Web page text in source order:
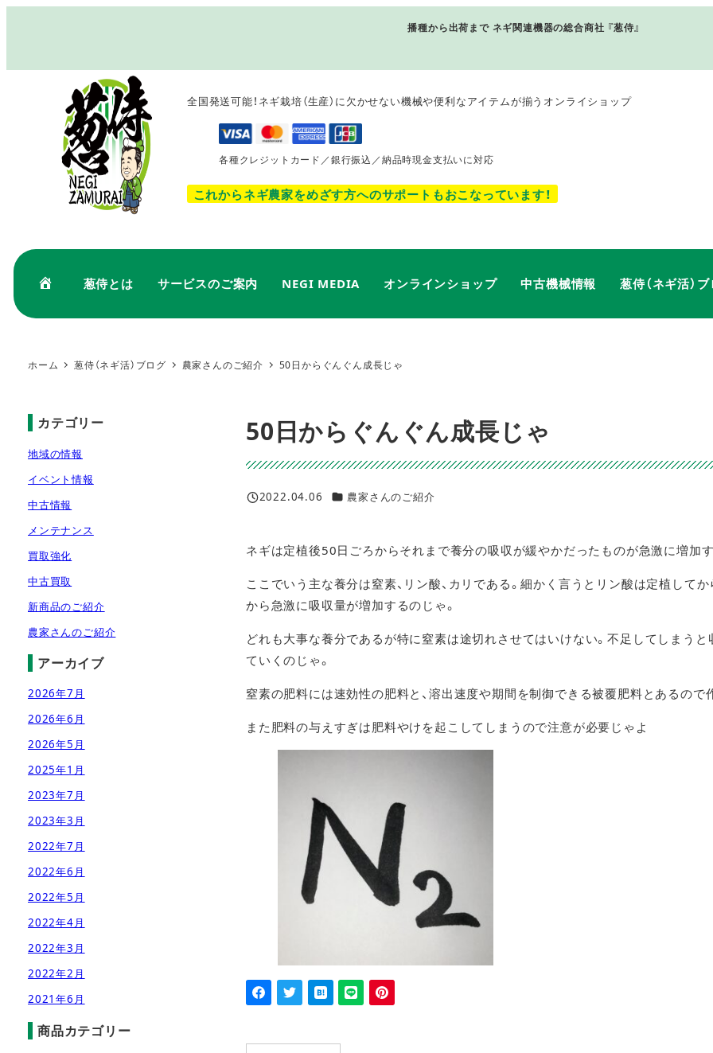
播種から出荷まで ネギ関連機器の総合商社 『葱侍』
全国発送可能！ネギ栽培（生産）に欠かせない機械や便利なアイテムが揃うオンライショップ
各種クレジットカード／銀行振込／納品時現金支払いに対応
これからネギ農家をめざす方へのサポートもおこなっています！
葱侍とは サービスのご案内 NEGI MEDIA オンラインショップ 中古機械情報 葱侍（ネギ活）
ホーム 葱侍（ネギ活）ブログ 農家さんのご紹介 50日からぐんぐん成長じゃ
50日からぐんぐん成長じゃ
投稿日
2022.04.06 カテゴリー
農家さんのご紹介
ネギは定植後50日ごろからそれまで養分の吸収が緩やかだったものが急激に増加
ここでいう主な養分は窒素、リン酸、カリである。細かく言うとリン酸は定植して
から急激に吸収量が増加するのじゃ。
どれも大事な養分であるが特に窒素は途切れさせてはいけない。不足してしまう
ていくのじゃ。
窒素の肥料には速効性の肥料と、溶出速度や期間を制御できる被覆肥料とあるので
また肥料の与えすぎは肥料やけを起こしてしまうので注意が必要じゃよ
カテゴリー
地域の情報
イベント情報
中古情報
メンテナンス
買取強化
中古買取
新商品のご紹介
農家さんのご紹介
アーカイブ
2026年7月
2026年6月
2026年5月
2025年1月
2023年7月
2023年3月
2022年7月
2022年6月
2022年5月
2022年4月
2022年3月
2022年2月
2021年6月
商品カテゴリー